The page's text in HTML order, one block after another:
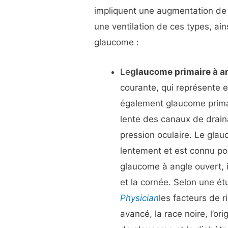
impliquent une augmentation
une ventilation de ces types,
glaucome :
Leglaucome primaire à
courante, qui représente
également glaucome
lente des canaux de
pression oculaire. Le
lentement et est connu
glaucome à angle ouvert,
et la cornée. Selon une
Physicianles facteurs de
avancé, la race noire,